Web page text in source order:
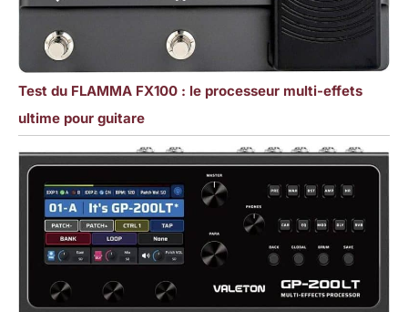
Test du FLAMMA FX100 : le processeur multi-effets
ultime pour guitare